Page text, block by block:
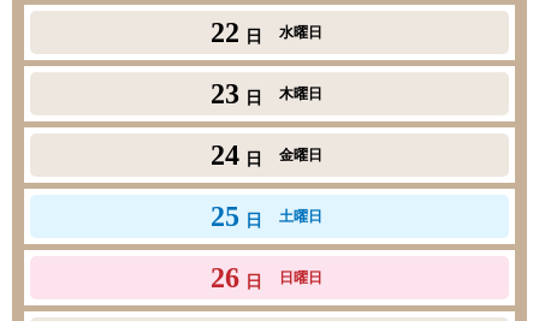
22 日 水曜日
23 日 木曜日
24 日 金曜日
25 日 土曜日
26 日 日曜日